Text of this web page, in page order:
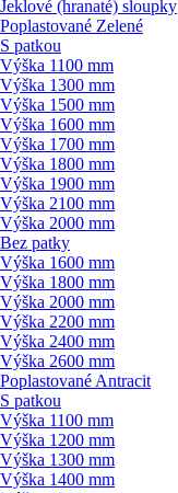
Jeklové (hranaté) sloupky
Poplastované Zelené
S patkou
Výška 1100 mm
Výška 1300 mm
Výška 1500 mm
Výška 1600 mm
Výška 1700 mm
Výška 1800 mm
Výška 1900 mm
Výška 2100 mm
Výška 2000 mm
Bez patky
Výška 1600 mm
Výška 1800 mm
Výška 2000 mm
Výška 2200 mm
Výška 2400 mm
Výška 2600 mm
Poplastované Antracit
S patkou
Výška 1100 mm
Výška 1200 mm
Výška 1300 mm
Výška 1400 mm